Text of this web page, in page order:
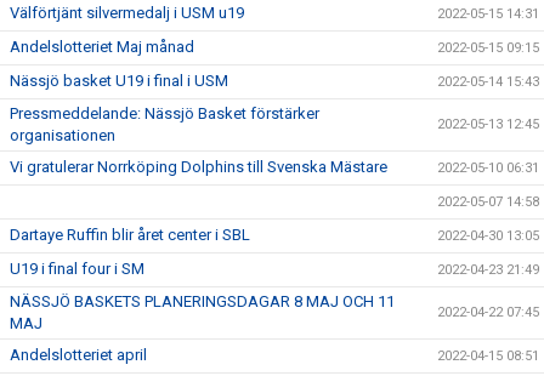
Välförtjänt silvermedalj i USM u19 2022-05-15 14:31
Andelslotteriet Maj månad 2022-05-15 09:15
Nässjö basket U19 i final i USM 2022-05-14 15:43
Pressmeddelande: Nässjö Basket förstärker
organisationen
2022-05-13 12:45
Vi gratulerar Norrköping Dolphins till Svenska Mästare 2022-05-10 06:31
2022-05-07 14:58
Dartaye Ruffin blir året center i SBL 2022-04-30 13:05
U19 i final four i SM 2022-04-23 21:49
NÄSSJÖ BASKETS PLANERINGSDAGAR 8 MAJ OCH 11
MAJ
2022-04-22 07:45
Andelslotteriet april 2022-04-15 08:51